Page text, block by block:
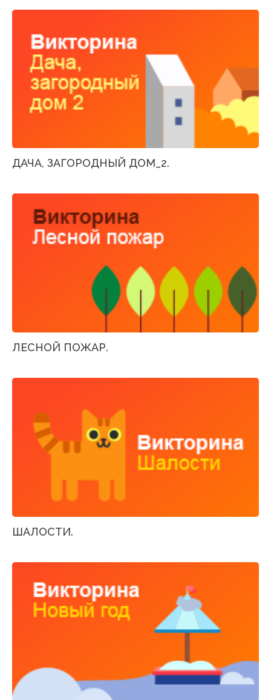
ДАЧА, ЗАГОРОДНЫЙ ДОМ_2.
ЛЕСНОЙ ПОЖАР.
ШАЛОСТИ.